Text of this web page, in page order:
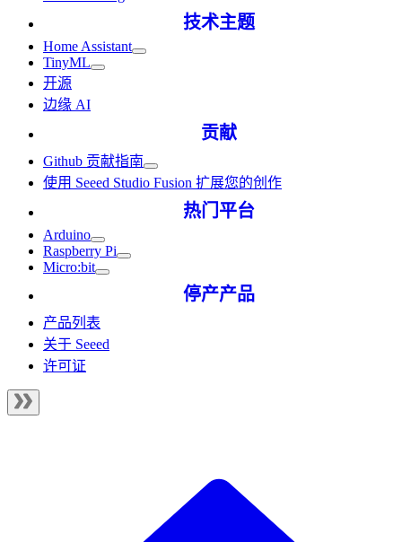
技术主题
Home Assistant
TinyML
开源
边缘 AI
贡献
Github 贡献指南
使用 Seeed Studio Fusion 扩展您的创作
热门平台
Arduino
Raspberry Pi
Micro:bit
停产产品
产品列表
关于 Seeed
许可证